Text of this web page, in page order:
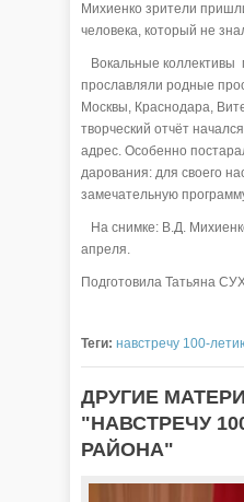
Михиенко зрители
человека, который не
Вокальные коллективы
прославляли родные
Москвы, Краснодара,
творческий отчёт
адрес. Особенно
дарования: для своего
замечательную
На снимке: В.Д.
апреля.
Подготовила Татьяна
Теги: навстречу 100-
ДРУГИЕ
"НАВСТРЕЧУ
РАЙОНА"